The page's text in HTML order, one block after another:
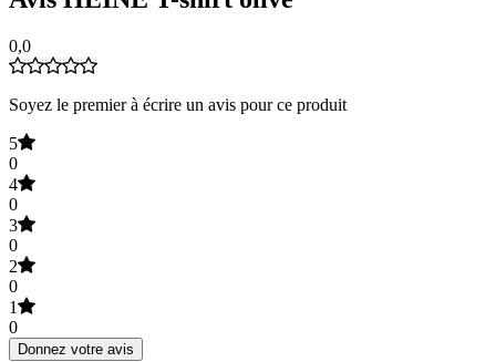
0,0
Soyez le premier à écrire un avis pour ce produit
5
0
4
0
3
0
2
0
1
0
Donnez votre avis